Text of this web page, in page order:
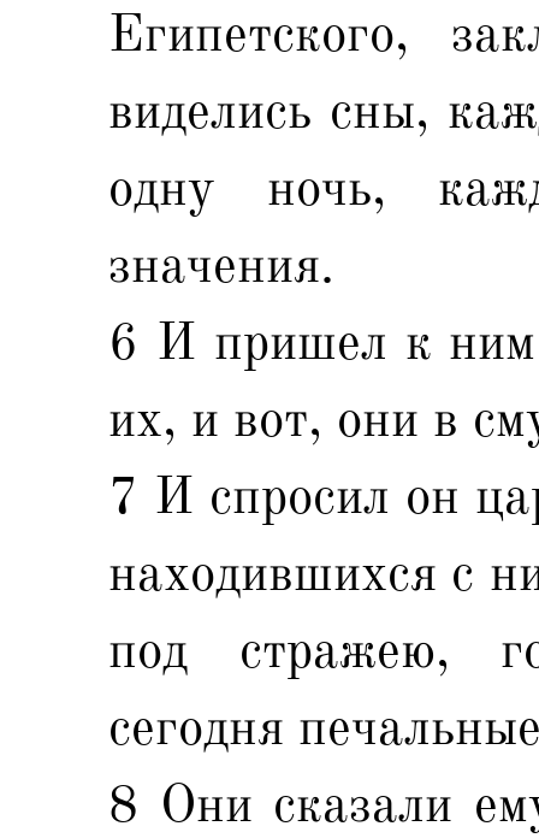
Египетского,
виделись сны,
одну ночь,
значения.
6 И пришел к
их, и вот, они в
7 И спросил он
находившихся с
под стражею,
сегодня
8 Они сказали